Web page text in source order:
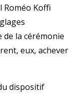
Roméo Koffi
de la cérémonie
eux, achever
dispositif